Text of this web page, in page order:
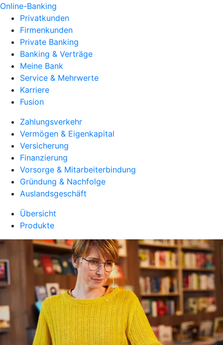
Online-Banking
Privatkunden
Firmenkunden
Private Banking
Banking & Verträge
Meine Bank
Service & Mehrwerte
Karriere
Fusion
Zahlungsverkehr
Vermögen & Eigenkapital
Versicherung
Finanzierung
Vorsorge & Mitarbeiterbindung
Gründung & Nachfolge
Auslandsgeschäft
Übersicht
Produkte